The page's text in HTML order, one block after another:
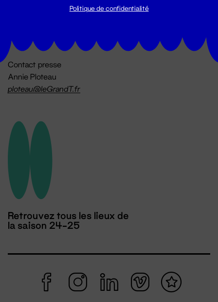
Contact presse
Annie Ploteau
ploteau@leGrandT.fr
Retrouvez tous les lieux de
la saison 24-25
Politique de confidentialité